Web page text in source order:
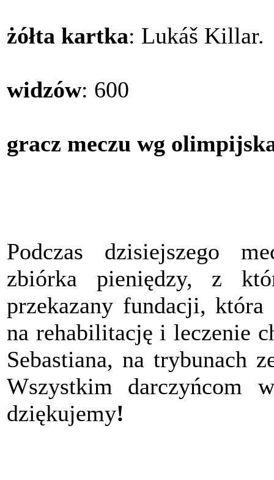
żółta kartka: Lukáš Killar.
widzów: 600
gracz meczu wg
Podczas dzisiejszego
zbiórka pieniędzy, z
przekazany fundacji,
na rehabilitację i leczenie
Sebastiana, na trybunach
Wszystkim darczyńcom
dziękujemy!